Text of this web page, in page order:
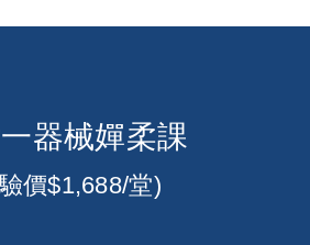
器械嬋柔課
價$1,688/堂)